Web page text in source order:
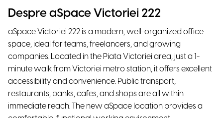
Despre aSpace Victoriei 222
aSpace Victoriei 222 is a modern, well-organized office
space, ideal for teams, freelancers, and growing
companies. Located in the Piata Victoriei area, just a 1-
minute walk from Victoriei metro station, it offers excellent
accessibility and convenience. Public transport,
restaurants, banks, cafes, and shops are all within
immediate reach. The new aSpace location provides a